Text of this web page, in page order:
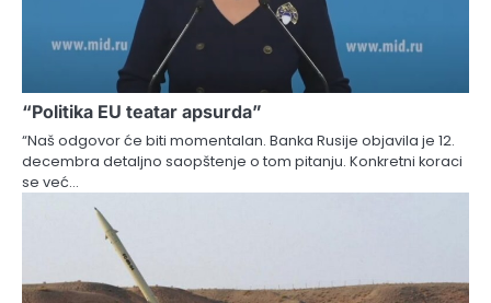
“Politika EU teatar apsurda”
“Naš odgovor će biti momentalan. Banka Rusije objavila je 12.
decembra detaljno saopštenje o tom pitanju. Konkretni koraci
se već…